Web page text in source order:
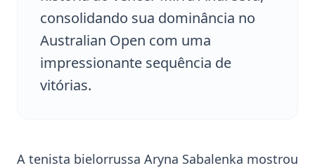
consolidando sua dominância no
Australian Open com uma
impressionante sequência de
vitórias.
A tenista bielorrussa Aryna Sabalenka mostrou